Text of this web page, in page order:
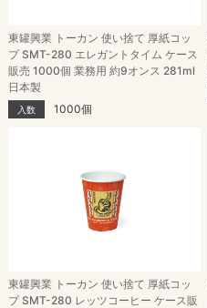
東罐興業 トーカン 使い捨て 厚紙コッ
プ SMT-280 エレガントタイム ケース
販売 1000個 業務用 約9オンス 281ml
日本製
入数 1000個
東罐興業 トーカン 使い捨て 厚紙コッ
プ SMT-280 レッツコーヒー ケース販